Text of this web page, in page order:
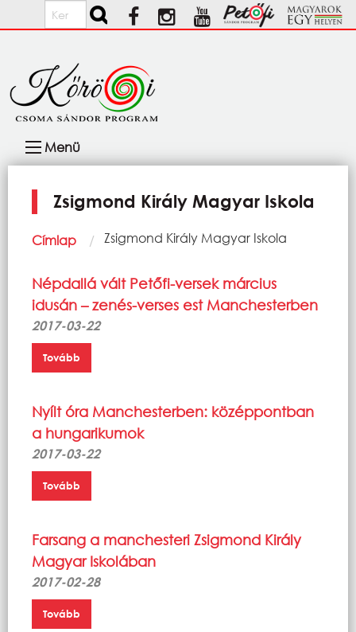
Ugrás a tartalomra
Keresés
navigáció
Menü
Zsigmond Király Magyar Iskola
Morzsa
Címlap Current:
Zsigmond Király Magyar Iskola
Népdallá vált Petőfi-versek március
idusán – zenés-verses est Manchesterben
2017-03-22
Tovább
Nyílt óra Manchesterben: középpontban
a hungarikumok
2017-03-22
Tovább
Farsang a manchesteri Zsigmond Király
Magyar Iskolában
2017-02-28
Tovább